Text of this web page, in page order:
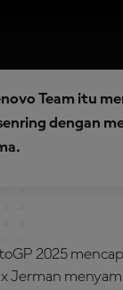
Team itu
dengan
2025
Jerman